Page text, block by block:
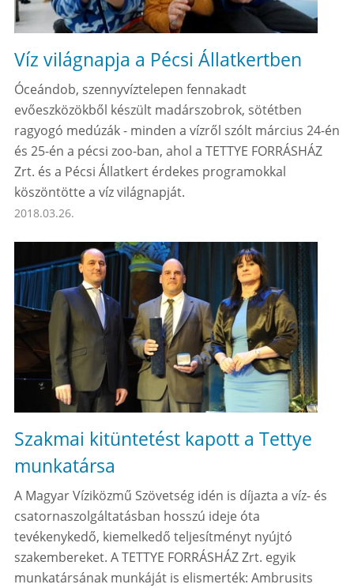
Víz világnapja a Pécsi Állatkertben
Óceándob, szennyvíztelepen fennakadt
evőeszközökből készült madárszobrok, sötétben
ragyogó medúzák - minden a vízről szólt március 24-én
és 25-én a pécsi zoo-ban, ahol a TETTYE FORRÁSHÁZ
Zrt. és a Pécsi Állatkert érdekes programokkal
köszöntötte a víz világnapját.
2018.03.26.
Szakmai kitüntetést kapott a Tettye
munkatársa
A Magyar Víziközmű Szövetség idén is díjazta a víz- és
csatornaszolgáltatásban hosszú ideje óta
tevékenykedő, kiemelkedő teljesítményt nyújtó
szakembereket. A TETTYE FORRÁSHÁZ Zrt. egyik
munkatársának munkáját is elismerték: Ambrusits